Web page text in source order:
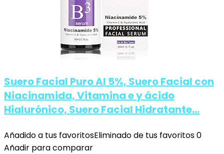
Suero Facial Puro Al 5%, Suero Facial con
Niacinamida, Vitamina e y ácido
Hialurónico, Suero Facial Hidratante…
Añadido a tus favoritosEliminado de tus favoritos0
Añadir para comparar